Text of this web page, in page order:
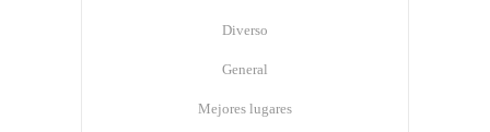
Diverso
General
Mejores lugares